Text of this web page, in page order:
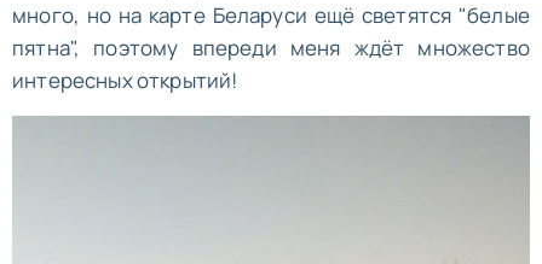
много, но на карте Беларуси ещё светятся "белые
пятна", поэтому впереди меня ждёт множество
интересных открытий!